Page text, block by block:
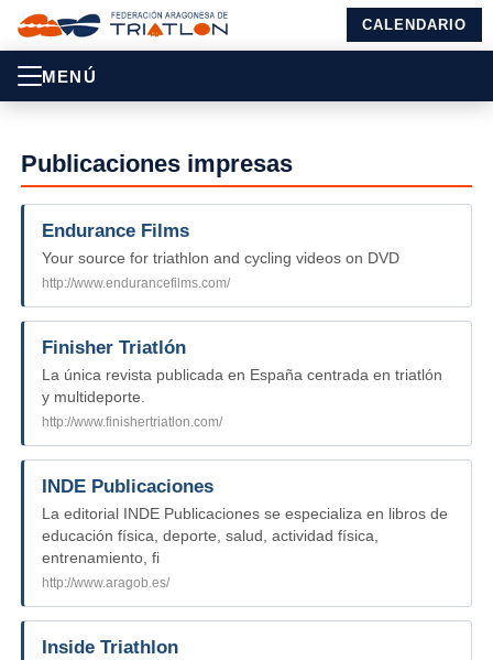
CALENDARIO
MENÚ
Publicaciones impresas
Endurance Films
Your source for triathlon and cycling videos on DVD
http://www.endurancefilms.com/
Finisher Triatlón
La única revista publicada en España centrada en triatlón
y multideporte.
http://www.finishertriatlon.com/
INDE Publicaciones
La editorial INDE Publicaciones se especializa en libros de
educación física, deporte, salud, actividad física,
entrenamiento, fi
http://www.aragob.es/
Inside Triathlon